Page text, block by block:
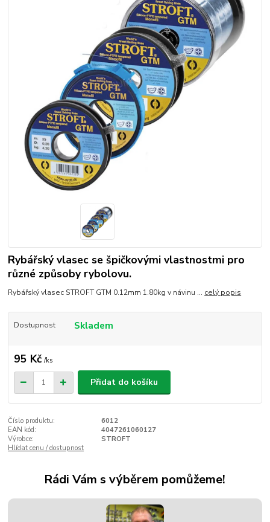
Rybářský vlasec se špičkovými vlastnostmi pro
různé způsoby rybolovu.
Rybářský vlasec STROFT GTM 0.12mm 1.80kg v návinu ... celý popis
Dostupnost Skladem
95 Kč /ks
Přidat do košíku
Číslo produktu:
6012
EAN kód:
4047261060127
Výrobce:
STROFT
Hlídat cenu / dostupnost
Rádi Vám s výběrem pomůžeme!